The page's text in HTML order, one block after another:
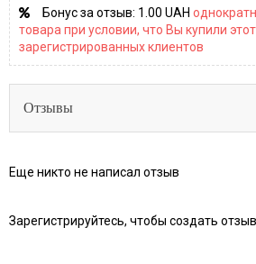
Бонус за отзыв: 1.00 UAH
товара при условии, что Вы купили
зарегистрированных клиентов
Отзывы
Еще никто не написал отзыв
Зарегистрируйтесь, чтобы создать отзыв.